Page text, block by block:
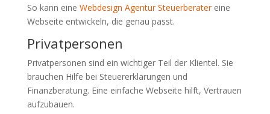
So kann eine Webdesign Agentur Steuerberatereine
Webseite entwickeln, die genau passt.
Privatpersonen
Privatpersonen sind ein wichtiger Teil der Klientel. Sie
brauchen Hilfe bei Steuererklärungen und
Finanzberatung. Eine einfache Webseite hilft, Vertrauen
aufzubauen.